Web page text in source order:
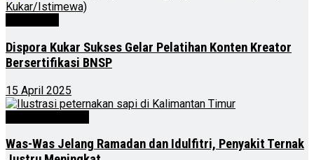
Dispora Kukar Sukses Gelar Pelatihan Konten Kreator
Bersertifikasi BNSP
15 April 2025
Was-Was Jelang Ramadan dan Idulfitri, Penyakit Ternak